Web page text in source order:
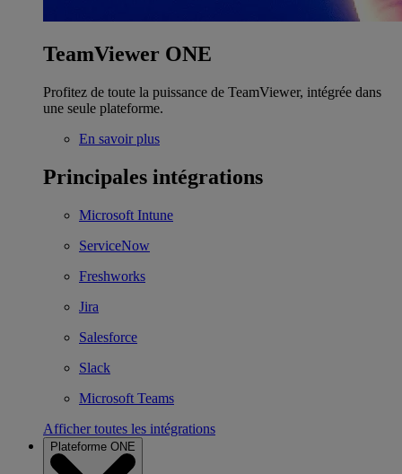
TeamViewer ONE
Profitez de toute la puissance de TeamViewer, intégrée dans
une seule plateforme.
En savoir plus
Principales intégrations
Microsoft Intune
ServiceNow
Freshworks
Jira
Salesforce
Slack
Microsoft Teams
Afficher toutes les intégrations
Plateforme ONE